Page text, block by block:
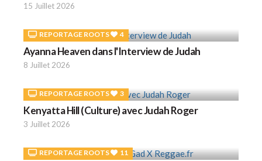
15 Juillet 2026
REPORTAGE ROOTS 4
Ayanna Heaven dans l'Interview de Judah
8 Juillet 2026
REPORTAGE ROOTS 3
Kenyatta Hill (Culture) avec Judah Roger
3 Juillet 2026
REPORTAGE ROOTS 11